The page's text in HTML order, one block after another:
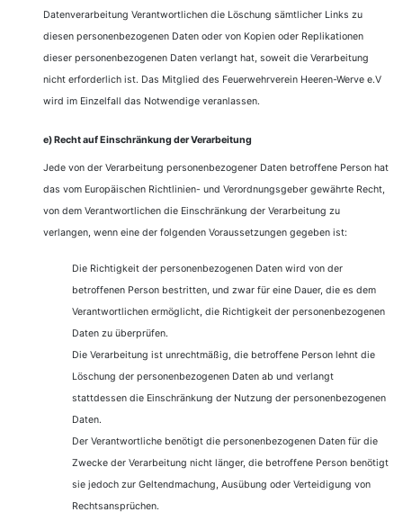
Datenverarbeitung Verantwortlichen die Löschung sämtlicher Links zu
diesen personenbezogenen Daten oder von Kopien oder Replikationen
dieser personenbezogenen Daten verlangt hat, soweit die Verarbeitung
nicht erforderlich ist. Das Mitglied des Feuerwehrverein Heeren-Werve e.V
wird im Einzelfall das Notwendige veranlassen.
e) Recht auf Einschränkung der Verarbeitung
Jede von der Verarbeitung personenbezogener Daten betroffene Person hat
das vom Europäischen Richtlinien- und Verordnungsgeber gewährte Recht,
von dem Verantwortlichen die Einschränkung der Verarbeitung zu
verlangen, wenn eine der folgenden Voraussetzungen gegeben ist:
Die Richtigkeit der personenbezogenen Daten wird von der
betroffenen Person bestritten, und zwar für eine Dauer, die es dem
Verantwortlichen ermöglicht, die Richtigkeit der personenbezogenen
Daten zu überprüfen.
Die Verarbeitung ist unrechtmäßig, die betroffene Person lehnt die
Löschung der personenbezogenen Daten ab und verlangt
stattdessen die Einschränkung der Nutzung der personenbezogenen
Daten.
Der Verantwortliche benötigt die personenbezogenen Daten für die
Zwecke der Verarbeitung nicht länger, die betroffene Person benötigt
sie jedoch zur Geltendmachung, Ausübung oder Verteidigung von
Rechtsansprüchen.